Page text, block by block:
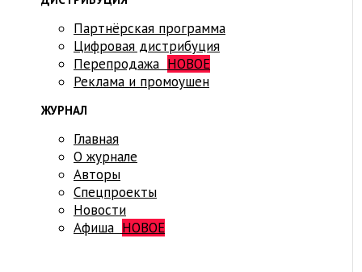
Партнёрская программа
Цифровая дистрибуция
Перепродажа НОВОЕ
Реклама и промоушен
ЖУРНАЛ
Главная
О журнале
Авторы
Спецпроекты
Новости
Афиша НОВОЕ